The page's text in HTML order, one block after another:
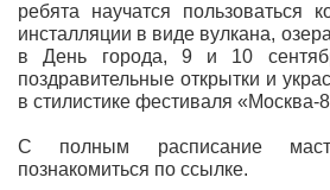
ребята научатся пользоваться
инсталляции в виде вулкана,
в День города, 9 и 10
поздравительные открытки и
в стилистике фестиваля «Москва-
С полным расписание
познакомиться по ссылке.